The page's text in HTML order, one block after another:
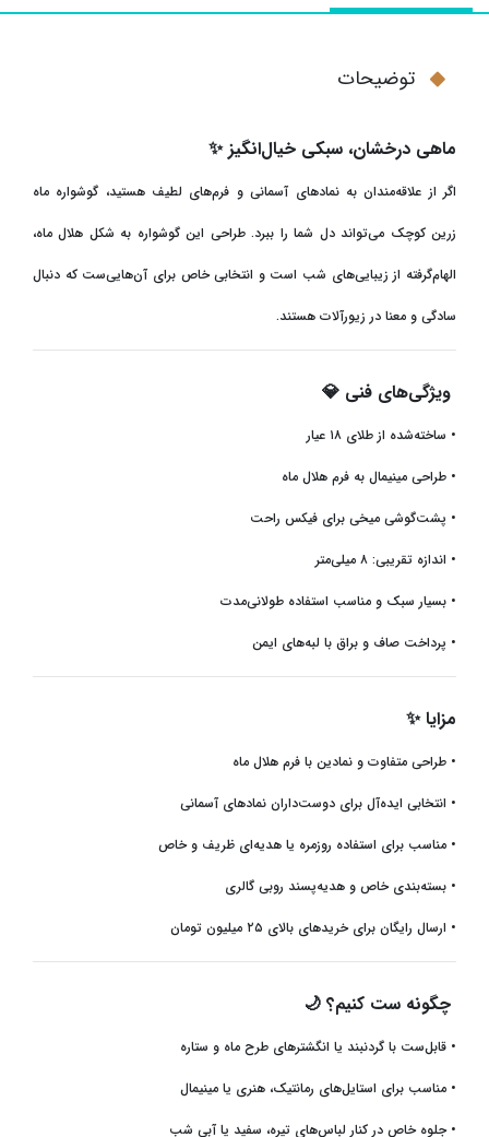
توضیحات
ماهی درخشان، سبکی خیال‌انگیز ✨
اگر از علاقه‌مندان به نمادهای آسمانی و فرم‌های لطیف هستید، گوشواره ماه
زرین کوچک می‌تواند دل شما را ببرد. طراحی این گوشواره به شکل هلال ماه،
الهام‌گرفته از زیبایی‌های شب است و انتخابی خاص برای آن‌هایی‌ست که دنبال
سادگی و معنا در زیورآلات هستند.
ویژگی‌های فنی 💎
• ساخته‌شده از طلای ۱۸ عیار
• طراحی مینیمال به فرم هلال ماه
• پشت‌گوشی میخی برای فیکس راحت
• اندازه تقریبی: ۸ میلی‌متر
• بسیار سبک و مناسب استفاده طولانی‌مدت
• پرداخت صاف و براق با لبه‌های ایمن
مزایا ✨
• طراحی متفاوت و نمادین با فرم هلال ماه
• انتخابی ایده‌آل برای دوست‌داران نمادهای آسمانی
• مناسب برای استفاده روزمره یا هدیه‌ای ظریف و خاص
• بسته‌بندی خاص و هدیه‌پسند روبی گالری
• ارسال رایگان برای خریدهای بالای ۲۵ میلیون تومان
چگونه ست کنیم؟ 🌙
• قابل‌ست با گردنبند یا انگشترهای طرح ماه و ستاره
• مناسب برای استایل‌های رمانتیک، هنری یا مینیمال
•جلوه خاص در کنار لباس‌های تیره، سفید یا آبی شب